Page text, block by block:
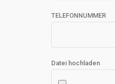
TELEFONNUMMER
Datei hochladen